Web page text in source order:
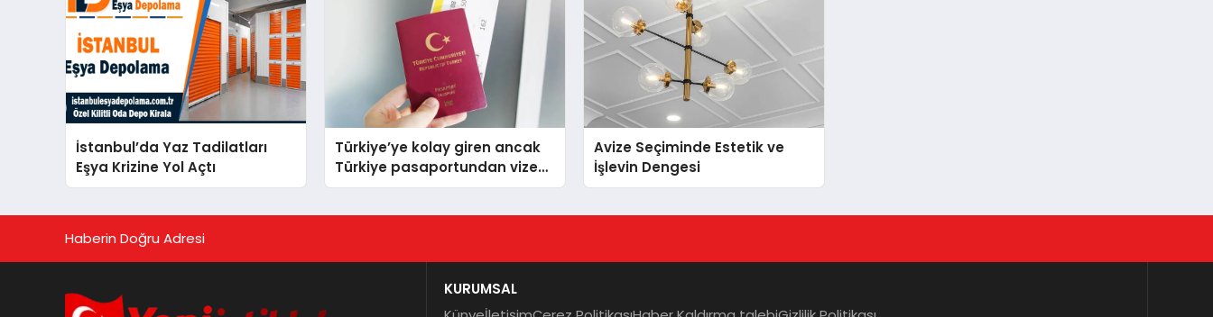
İstanbul’da Yaz Tadilatları
Eşya Krizine Yol Açtı
Türkiye’ye kolay giren ancak
Türkiye pasaportundan vize
isteyen ülkeler hangileri?
Avize Seçiminde Estetik ve
İşlevin Dengesi
Haberin Doğru Adresi
KURUMSAL